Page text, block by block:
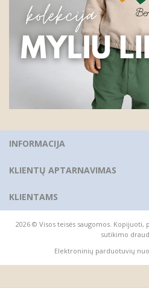
INFORMACIJA
KLIENTŲ APTARNAVIMAS
KLIENTAMS
2026 © Visos teisės saugomos.
sutikimo
Elektroninių parduotuvių